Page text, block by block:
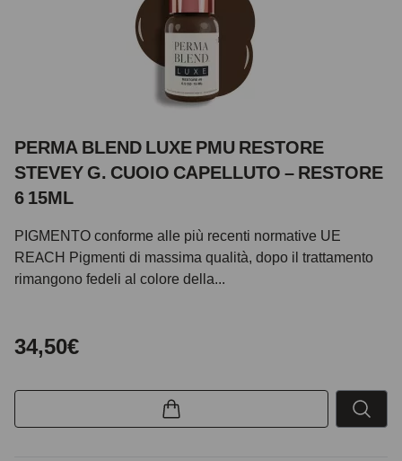
PERMA BLEND LUXE PMU RESTORE
STEVEY G. CUOIO CAPELLUTO – RESTORE
6 15ML
PIGMENTO conforme alle più recenti normative UE
REACH Pigmenti di massima qualità, dopo il trattamento
rimangono fedeli al colore della...
34,50€